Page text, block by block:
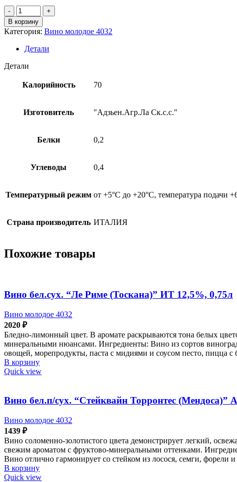
Количество
товара
Вино
бел.сух.
"Гави
Вилла
Сколька"
12%,
В корзину
Категория: Вино молодое 4032
Детали
Детали
Калорийность 70
Изготовитель "Адзьен.Агр.Ла Ск.с.с."
Белки 0,2
Углеводы 0,4
Температурный режим от +5°С до +20°С, температура подачи
Страна производитель ИТАЛИЯ
Похожие товары
Вино бел.сух. “Ле Риме (Тоскана)” ИТ 12,5%, 0,75л
Вино молодое 4032
2020 ₽
Бледно-лимонный цвет. В аромате раскрываются тона белых
минеральными нюансами. Ингредиенты: Вино из сортов
овощей, морепродукты, паста с мидиями и соусом песто, пицца с
В корзину
Quick view
Вино бел.п/сух. “Стейквайн Торронтес
Вино молодое 4032
1439 ₽
Вино соломенно-золотистого цвета демонстрирует легкий,
свежим ароматом с фруктово-минеральными оттенками.
Вино отлично гармонирует со стейком из лосося, семги, форели
В корзину
Quick view